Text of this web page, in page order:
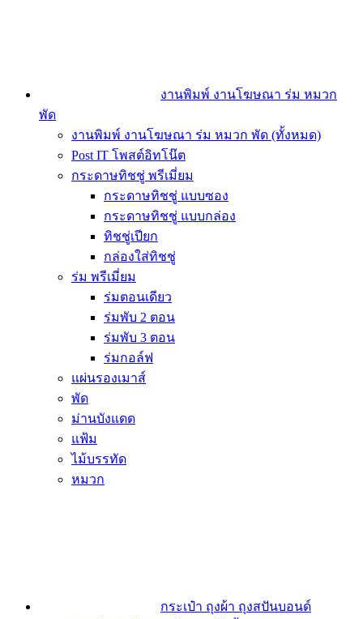
งานพิมพ์ งานโฆษณา ร่ม หมวก
พัด
งานพิมพ์ งานโฆษณา ร่ม หมวก พัด (ทั้งหมด)
Post IT โพสต์อิทโน๊ต
กระดาษทิชชู่ พรีเมี่ยม
กระดาษทิชชู่ แบบซอง
กระดาษทิชชู่ แบบกล่อง
ทิชชู่เปียก
กล่องใส่ทิชชู่
ร่ม พรีเมี่ยม
ร่มตอนเดียว
ร่มพับ 2 ตอน
ร่มพับ 3 ตอน
ร่มกอล์ฟ
แผ่นรองเมาส์
พัด
ม่านบังแดด
แฟ้ม
ไม้บรรทัด
หมวก
กระเป๋า ถุงผ้า ถุงสปันบอนด์